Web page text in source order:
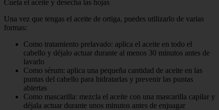
Cuela el aceite y desecha las hojas
Una vez que tengas el aceite de ortiga, puedes utilizarlo de varias
formas:
Como tratamiento prelavado: aplica el aceite en todo el
cabello y déjalo actuar durante al menos 30 minutos antes de
lavarlo
Como sérum: aplica una pequeña cantidad de aceite en las
puntas del cabello para hidratarlas y prevenir las puntas
abiertas
Como mascarilla: mezcla el aceite con una mascarilla capilar y
déjala actuar durante unos minutos antes de enjuagar